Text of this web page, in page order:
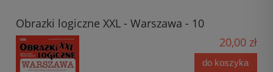
Obrazki logiczne XXL - Warszawa - 10
20,00 zł
do koszyka